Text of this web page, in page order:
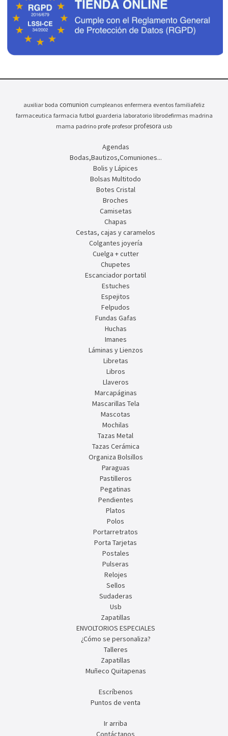
auxiliar boda comunion cumpleanos enfermera eventos familiafeliz
farmaceutica farmacia futbol guarderia laboratorio librodefirmas madrina
mama padrino profe profesor profesora usb
Agendas
Bodas,Bautizos,Comuniones...
Bolis y Lápices
Bolsas Multitodo
Botes Cristal
Broches
Camisetas
Chapas
Cestas, cajas y caramelos
Colgantes joyería
Cuelga + cutter
Chupetes
Escanciador portatil
Estuches
Espejitos
Felpudos
Fundas Gafas
Huchas
Imanes
Láminas y Lienzos
Libretas
Libros
Llaveros
Marcapáginas
Mascarillas Tela
Mascotas
Mochilas
Tazas Metal
Tazas Cerámica
Organiza Bolsillos
Paraguas
Pastilleros
Pegatinas
Pendientes
Platos
Polos
Portarretratos
Porta Tarjetas
Postales
Pulseras
Relojes
Sellos
Sudaderas
Usb
Zapatillas
ENVOLTORIOS ESPECIALES
¿Cómo se personaliza?
Talleres
Zapatillas
Muñeco Quitapenas
Escríbenos
Puntos de venta
Ir arriba
Contáctanos